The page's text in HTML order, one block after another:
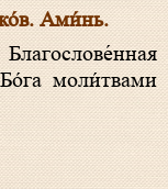
Ами́нь.
моли́твами